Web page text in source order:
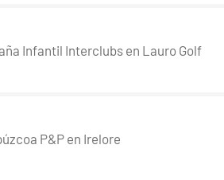
Infantil Interclubs en Lauro Golf
P&P en Irelore